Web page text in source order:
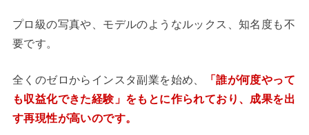
プロ級の写真や、モデルのようなルックス、知名度も不
要です。
全くのゼロからインスタ副業を始め、
「誰が何度やって
も収益化できた経験」をもとに作られており、成果を出
す再現性が高いのです。